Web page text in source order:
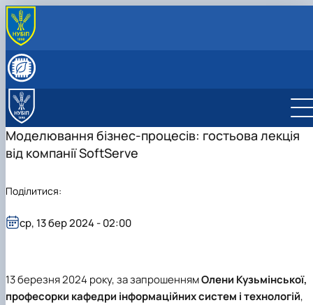
ПРО КАФЕДРУ
«Хто є хто» з кібернетиків в НУБіП України
Освітні програми
Освітні програми
Обговорення освітніх програм
НАУКОВА ДІЯЛЬНІСТЬ
Гурток Кібертонус
Аспірантура
Наукова робота студентів
МІЖНАРОДНА ДІЯЛЬНІСТЬ
НАШІ ОСВІТНІ ПРОГРАМИ
Освітня програма "Економічна кібернетика"
АБІТУРІЄНТУ
Моделювання бізнес-процесів: гостьова лекція
від компанії SoftServe
13 березня 2024 року, за запрошеннямОлени Кузьмінської,
професорки кафедри інформаційних систем і технологій,
ср, 13 бер 2024 - 02:00
Поділитися: